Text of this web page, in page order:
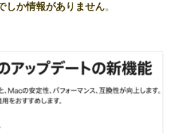
しか情報がありません。